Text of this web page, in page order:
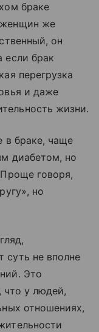
браке
же
он
если брак
перегрузка
и даже
жизни.
в браке, чаще
диабетом, но
говоря,
но
суть не вполне
Это
что у людей,
отношениях,